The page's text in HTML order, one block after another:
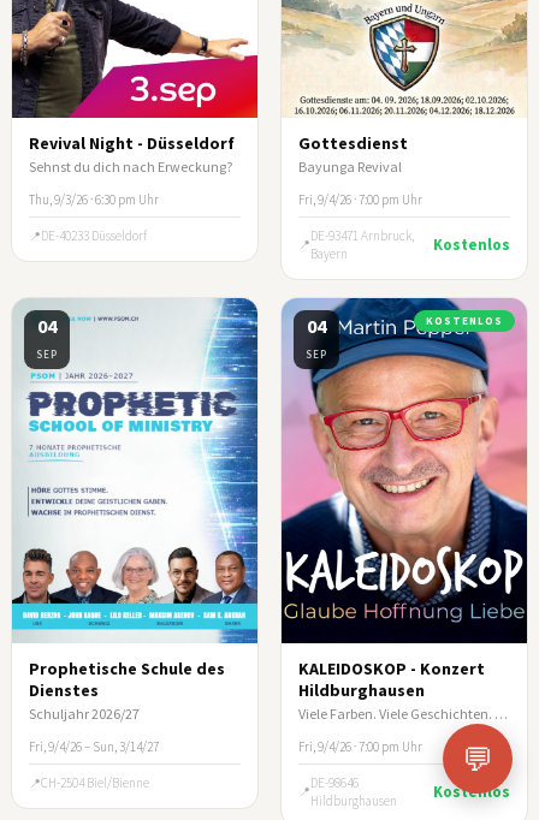
Revival Night - Düsseldorf
Sehnst du dich nach Erweckung?
Thu, 9/3/26 · 6:30 pm Uhr
DE-40233 Düsseldorf
Gottesdienst
Bayunga Revival
Fri, 9/4/26 · 7:00 pm Uhr
DE-93471 Arnbruck,
Bayern
Kostenlos
04
SEP
Prophetische Schule des
Dienstes
Schuljahr 2026/27
Fri, 9/4/26 – Sun, 3/14/27
CH-2504 Biel/Bienne
04
SEP
KOSTENLOS
KALEIDOSKOP - Konzert
Hildburghausen
Viele Farben. Viele Geschichten. Ein Abend, der berührt.
Fri, 9/4/26 · 7:00 pm Uhr
DE-98646
Hildburghausen
Kostenlos
💬